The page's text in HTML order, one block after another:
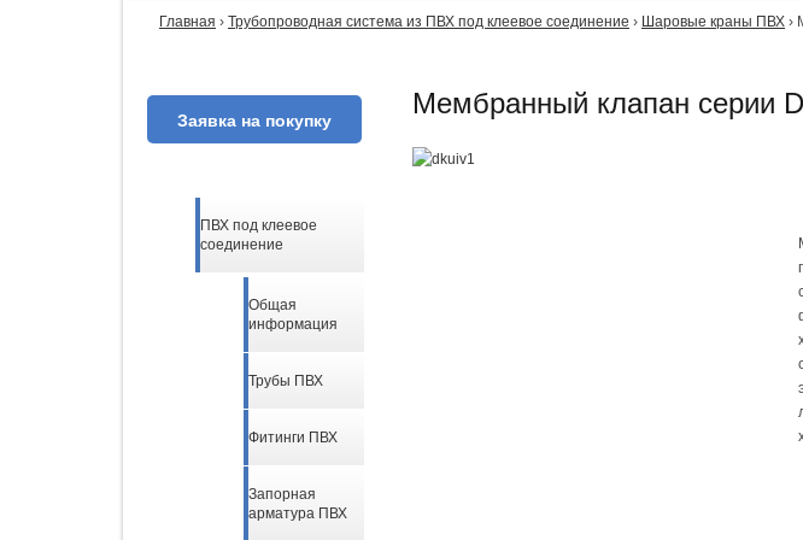
Главная › Трубопроводная система из ПВХ под клеевое соединение › Шаровые краны ПВХ ›
Мембранный клапан серии
Заявка на покупку
ПВХ под клеевое
соединение
Общая
информация
Трубы ПВХ
Фитинги ПВХ
Запорная
арматура ПВХ